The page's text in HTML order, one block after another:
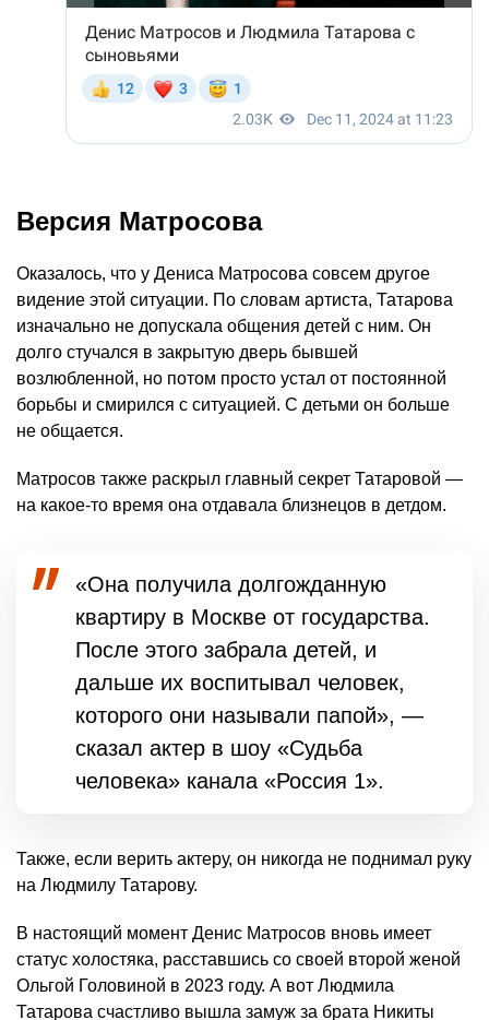
Версия Матросова
Оказалось, что у Дениса Матросова совсем другое
видение этой ситуации. По словам артиста, Татарова
изначально не допускала общения детей с ним. Он
долго стучался в закрытую дверь бывшей
возлюбленной, но потом просто устал от постоянной
борьбы и смирился с ситуацией. С детьми он больше
не общается.
Матросов также раскрыл главный секрет Татаровой —
на какое-то время она отдавала близнецов в детдом.
«Она получила долгожданную
квартиру в Москве от государства.
После этого забрала детей, и
дальше их воспитывал человек,
которого они называли папой», —
сказал актер в шоу «Судьба
человека» канала «Россия 1».
Также, если верить актеру, он никогда не поднимал руку
на Людмилу Татарову.
В настоящий момент Денис Матросов вновь имеет
статус холостяка, расставшись со своей второй женой
Ольгой Головиной в 2023 году. А вот Людмила
Татарова счастливо вышла замуж за брата Никиты